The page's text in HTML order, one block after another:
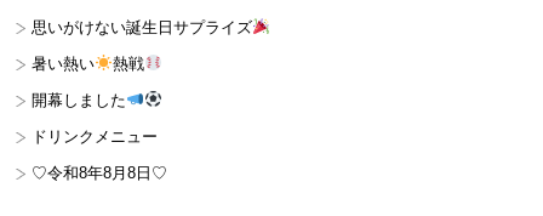
思いがけない誕生日サプライズ
暑い熱い
熱戦
開幕しました
ドリンクメニュー
♡令和8年8月8日♡